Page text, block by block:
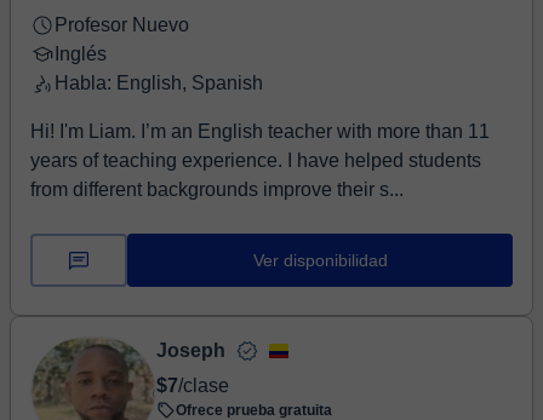
Profesor Nuevo
Inglés
Habla: English, Spanish
Hi! I'm Liam. I’m an English teacher with more than 11
years of teaching experience. I have helped students
from different backgrounds improve their s...
Ver disponibilidad
Joseph
$7/clase
Ofrece prueba gratuita